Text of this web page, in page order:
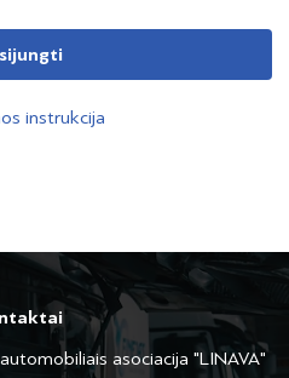
instrukcija
asociacija "LINAVA"